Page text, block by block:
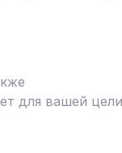
для вашей